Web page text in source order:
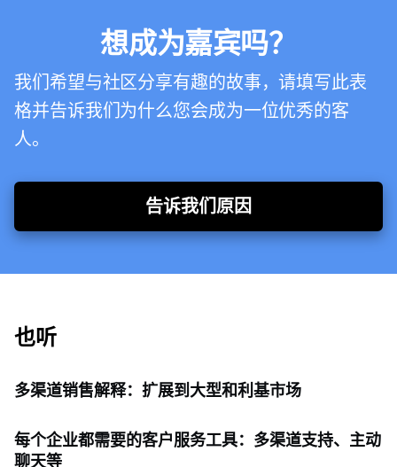
想成为嘉宾吗？
我们希望与社区分享有趣的故事，请填写此表
格并告诉我们为什么您会成为一位优秀的客
人。
告诉我们原因
也听
多渠道销售解释：扩展到大型和利基市场
每个企业都需要的客户服务工具：多渠道支持、主动
聊天等